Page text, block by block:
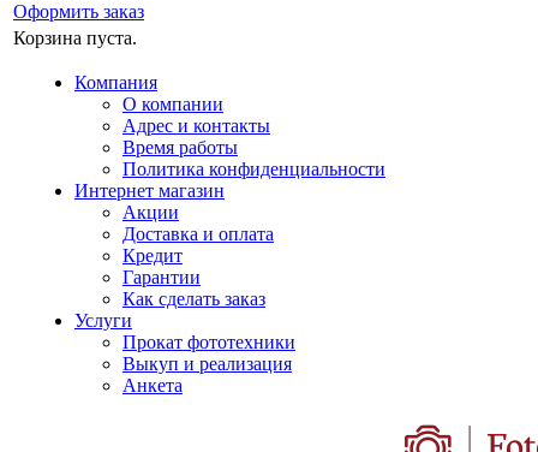
Оформить заказ
Корзина пуста.
Компания
О компании
Адрес и контакты
Время работы
Политика конфиденциальности
Интернет магазин
Акции
Доставка и оплата
Кредит
Гарантии
Как сделать заказ
Услуги
Прокат фототехники
Выкуп и реализация
Анкета